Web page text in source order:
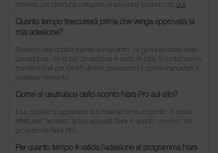
richiesta per ciascuna categoria di adesione facendo clic qui.
Quanto tempo trascorrerà prima che venga approvata la
mia adesione?
Riceverai una notifica tramite e-mail entro 14 giorni lavorativi dalla
candidatura. Se la tua candidatura è stata rifiutata, ti contatteremo
tramite e-mail per fornirti ulteriori precisazioni e potrai ricandidarti in
qualsiasi momento.
Come si usufruisce dello sconto Nars Pro sul sito?
Il tuo sconto si applicherà automaticamente al carrello: ti basta
effettuare l'accesso al tuo account Nars in quanto membro del
programma Nars Pro.
Per quanto tempo è valida l'adesione al programma Nars